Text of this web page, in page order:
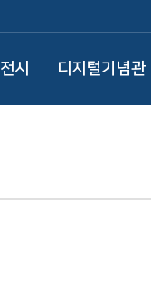
전시 디지털기념관